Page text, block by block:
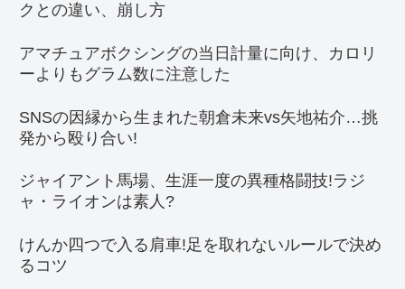
クとの違い、崩し方
アマチュアボクシングの当日計量に向け、カロリ
ーよりもグラム数に注意した
SNSの因縁から生まれた朝倉未来vs矢地祐介…挑
発から殴り合い!
ジャイアント馬場、生涯一度の異種格闘技!ラジ
ャ・ライオンは素人?
けんか四つで入る肩車!足を取れないルールで決め
るコツ